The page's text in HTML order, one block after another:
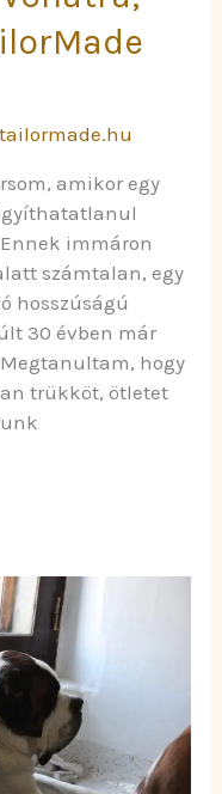
amikor egy
immáron
számtalan, egy
hosszúságú
30 évben már
hogy
trükköt, ötletet